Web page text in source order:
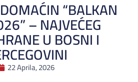
“BALKAN
– NAJVEĆEG
U BOSNI I
22 Aprila, 2026